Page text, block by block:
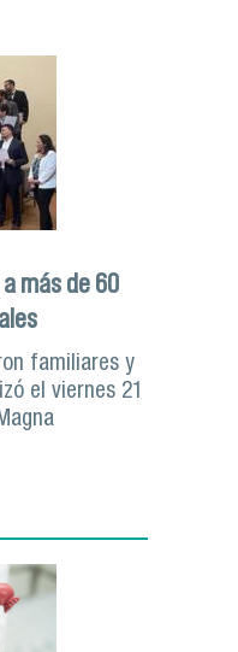
más de 60
familiares y
el viernes 21